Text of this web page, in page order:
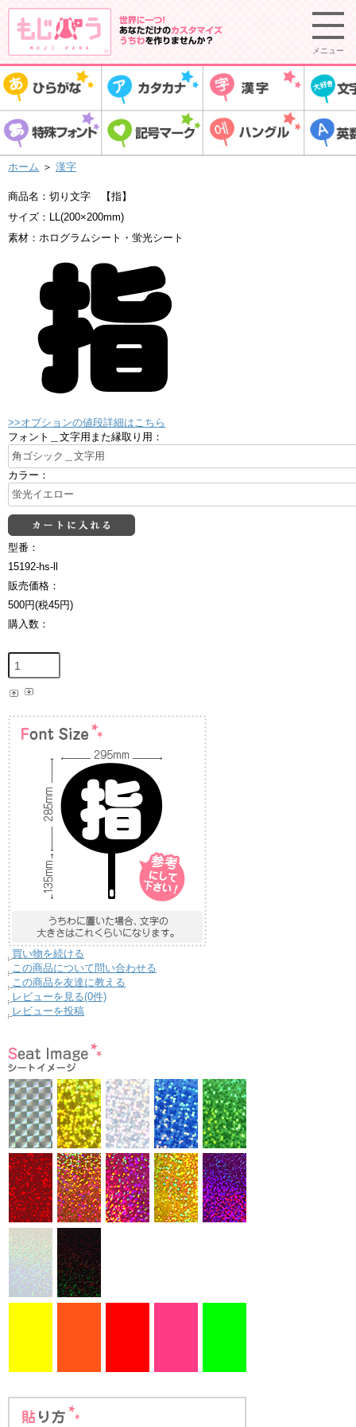
メニュー
ホーム ＞ 漢字
商品名：切り文字 【指】
サイズ：LL(200×200mm)
素材：ホログラムシート・蛍光シート
>>オプションの値段詳細はこちら
フォント＿文字用また縁取り用：
カラー：
型番：
15192-hs-ll
販売価格：
500円(税45円)
購入数：
買い物を続ける
この商品について問い合わせる
この商品を友達に教える
レビューを見る(0件)
レビューを投稿